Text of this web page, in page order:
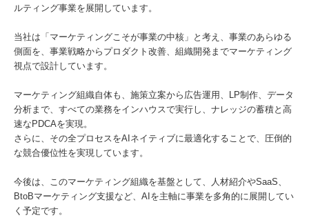
ルティング事業を展開しています。
当社は「マーケティングこそが事業の中核」と考え、事業のあらゆる
側面を、事業戦略からプロダクト改善、組織開発までマーケティング
視点で設計しています。
マーケティング組織自体も、施策立案から広告運用、LP制作、データ
分析まで、すべての業務をインハウスで実行し、ナレッジの蓄積と高
速なPDCAを実現。
さらに、その全プロセスをAIネイティブに最適化することで、圧倒的
な競合優位性を実現しています。
今後は、このマーケティング組織を基盤として、人材紹介やSaaS、
BtoBマーケティング支援など、AIを主軸に事業を多角的に展開してい
く予定です。